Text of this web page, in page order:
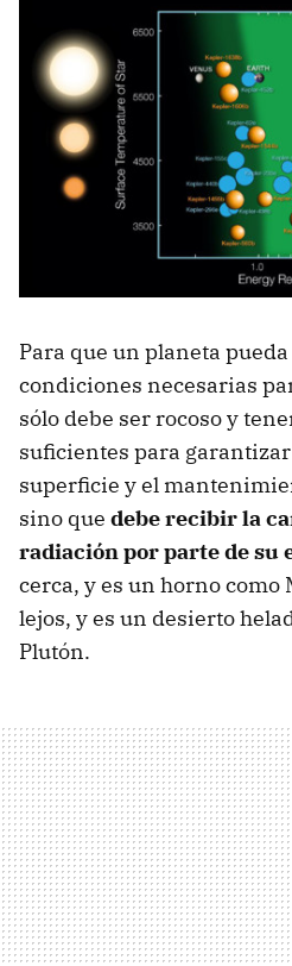
Para que un planeta
condiciones necesarias
sólo debe ser rocoso y
suficientes para
superficie y el
sino que debe recibir la
radiación por parte de su
cerca, y es un horno
lejos, y es un desierto
Plutón.